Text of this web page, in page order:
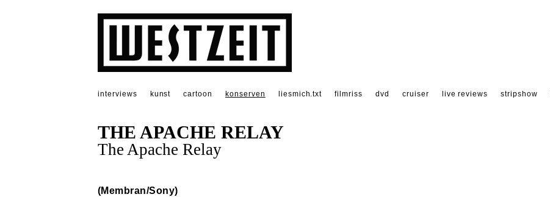
interviews kunst cartoon konserven liesmich.txt filmriss dvd cruiser live reviews stripshow
THE APACHE RELAY
The Apache Relay
(Membran/Sony)